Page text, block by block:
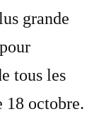
grande
tous les
18 octobre.